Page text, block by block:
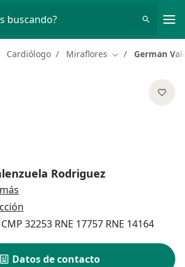
buscando?
Cardiólogo Miraflores Cambiar de
German
Rodriguez
32253 RNE 17757 RNE 14164
Datos de contacto